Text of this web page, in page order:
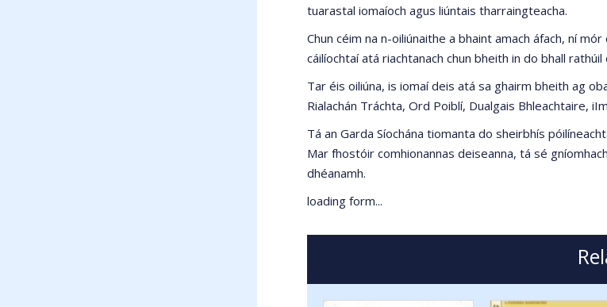
tuarastal iomaíoch agus liúntais tharraingteacha.
Chun céim na n-oiliúnaithe a bhaint amach áfach, ní
cáilíochtaí atá riachtanach chun bheith in do bhall
Tar éis oiliúna, is iomaí deis atá sa ghairm bheith ag
Rialachán Tráchta, Ord Poiblí, Dualgais Bhleachtaire,
Tá an Garda Síochána tiomanta do sheirbhís
Mar fhostóir comhionannas deiseanna, tá sé
dhéanamh.
loading form...